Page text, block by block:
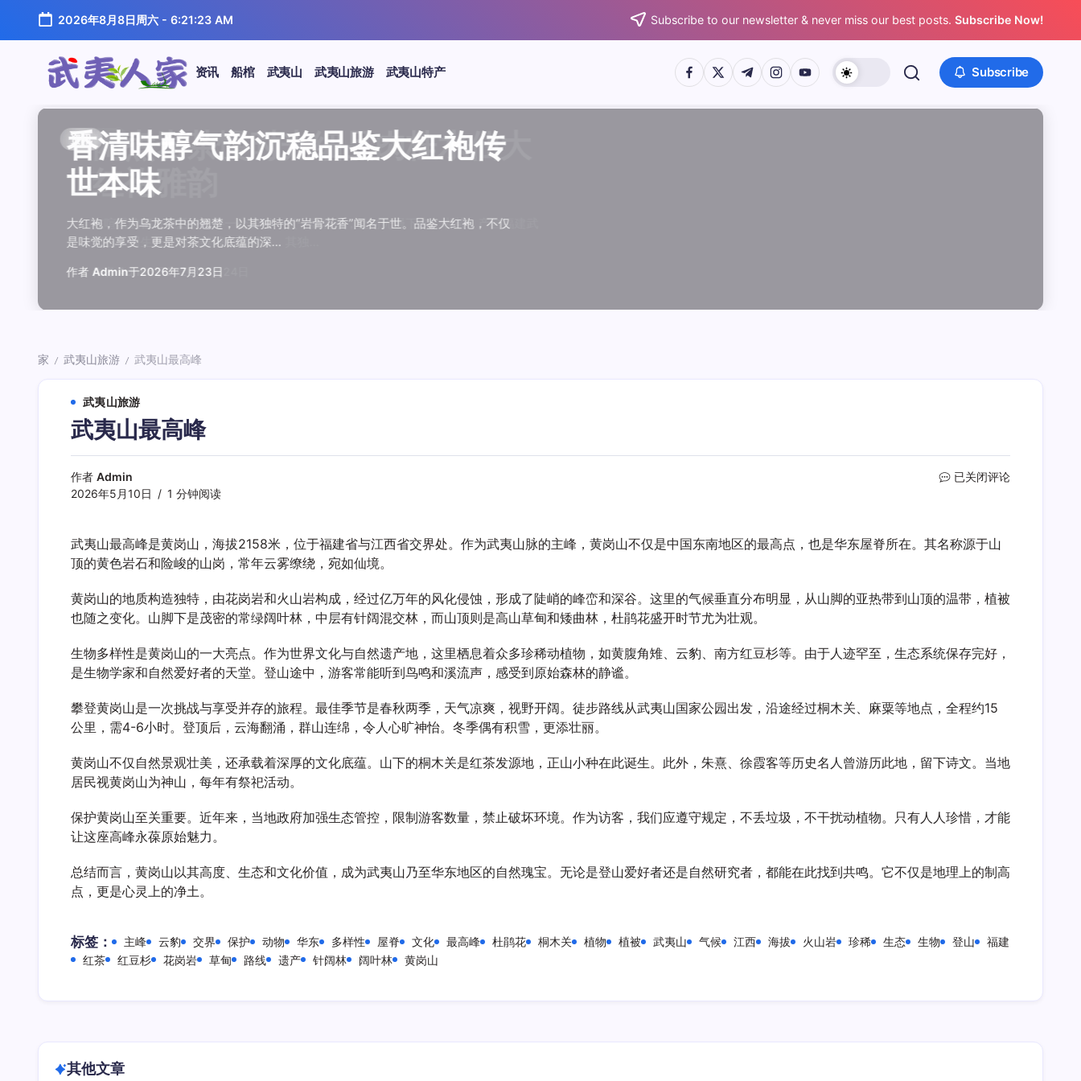
正
2026年8月8日周六- 6:21:24 AM Subscribe to our newsletter & never miss our best posts. Subscribe Now!
武
夷
资讯 船棺 武夷山 武夷山旅游 武夷山特产 https://www.facebook.com/
https://twitter.com/
https://t.me/
https://www.instagram.com/
https://youtube.com/ Subscribe
资讯
闲煮岩茶慢时光细品肉桂水仙大
红袍雅韵
在喧嚣的都市生活中，寻一处静谧，煮一壶岩茶，让时光慢下来。岩茶，产自福建武
夷山，因生长在岩石缝隙中而得名，其独…
作者 Admin于2026年7月24日
资讯
香清味醇气韵沉稳品鉴大红袍传
世本味
大红袍，作为乌龙茶中的翘楚，以其独特的“岩骨花香”闻名于世。品鉴大红袍，不仅
是味觉的享受，更是对茶文化底蕴的深…
作者 Admin于2026年7月23日
资讯
汤水顺滑底蕴绵长品鉴武夷水仙
温润质感
武夷水仙，作为乌龙茶中的经典品种，以其汤水顺滑、底蕴绵长而备受茶客青睐。品
鉴这款茶，仿佛在品味一段悠长的岁月，…
作者 Admin于2026年7月22日
资讯
唇齿留香久久不散品鉴武夷肉桂
独特魅力
武夷岩茶，素有“岩骨花香”之誉，而肉桂更是其中翘楚。其名源于香叶似肉桂，更因
其茶汤入口后，唇齿留香久久不散，令…
作者 Admin于2026年7月21日
资讯
岩韵浓淡各不同三款经典岩茶对
比品鉴
岩茶，作为乌龙茶中的瑰宝，以其独特的“岩韵”闻名于世。所谓岩韵，是茶叶在武夷
山丹霞地貌中吸收岩石矿物精华后形成…
作者 Admin于2026年7月20日
资讯
观汤色赏叶底全面品鉴肉桂水仙
大红袍
品鉴武夷岩茶，观汤色与赏叶底是关键环节。肉桂、水仙、大红袍作为岩茶代表，其
汤色与叶底各具特色，折射出工艺与山场…
作者 Admin于2026年7月19日
资讯
闲煮岩茶慢时光细品肉桂水仙大
红袍雅韵
在喧嚣的都市生活中，寻一处静谧，煮一壶岩茶，让时光慢下来。岩茶，产自福建武
夷山，因生长在岩石缝隙中而得名，其独…
作者 Admin于2026年7月24日
资讯
香清味醇气韵沉稳品鉴大红袍传
世本味
大红袍，作为乌龙茶中的翘楚，以其独特的“岩骨花香”闻名于世。品鉴大红袍，不仅
是味觉的享受，更是对茶文化底蕴的深…
作者 Admin于2026年7月23日
资讯
汤水顺滑底蕴绵长品鉴武夷水仙
温润质感
武夷水仙，作为乌龙茶中的经典品种，以其汤水顺滑、底蕴绵长而备受茶客青睐。品
鉴这款茶，仿佛在品味一段悠长的岁月，…
作者 Admin于2026年7月22日
资讯
唇齿留香久久不散品鉴武夷肉桂
独特魅力
武夷岩茶，素有“岩骨花香”之誉，而肉桂更是其中翘楚。其名源于香叶似肉桂，更因
其茶汤入口后，唇齿留香久久不散，令…
作者 Admin于2026年7月21日
资讯
岩韵浓淡各不同三款经典岩茶对
比品鉴
岩茶，作为乌龙茶中的瑰宝，以其独特的“岩韵”闻名于世。所谓岩韵，是茶叶在武夷
山丹霞地貌中吸收岩石矿物精华后形成…
作者 Admin于2026年7月20日
资讯
观汤色赏叶底全面品鉴肉桂水仙
大红袍
品鉴武夷岩茶，观汤色与赏叶底是关键环节。肉桂、水仙、大红袍作为岩茶代表，其
汤色与叶底各具特色，折射出工艺与山场…
作者 Admin于2026年7月19日
资讯
闲煮岩茶慢时光细品肉桂水仙大
红袍雅韵
在喧嚣的都市生活中，寻一处静谧，煮一壶岩茶，让时光慢下来。岩茶，产自福建武
夷山，因生长在岩石缝隙中而得名，其独…
作者 Admin于2026年7月24日
资讯
香清味醇气韵沉稳品鉴大红袍传
世本味
大红袍，作为乌龙茶中的翘楚，以其独特的“岩骨花香”闻名于世。品鉴大红袍，不仅
是味觉的享受，更是对茶文化底蕴的深…
作者 Admin于2026年7月23日
资讯
汤水顺滑底蕴绵长品鉴武夷水仙
温润质感
武夷水仙，作为乌龙茶中的经典品种，以其汤水顺滑、底蕴绵长而备受茶客青睐。品
鉴这款茶，仿佛在品味一段悠长的岁月，…
作者 Admin于2026年7月22日
资讯
唇齿留香久久不散品鉴武夷肉桂
独特魅力
武夷岩茶，素有“岩骨花香”之誉，而肉桂更是其中翘楚。其名源于香叶似肉桂，更因
其茶汤入口后，唇齿留香久久不散，令…
作者 Admin于2026年7月21日
资讯
岩韵浓淡各不同三款经典岩茶对
比品鉴
岩茶，作为乌龙茶中的瑰宝，以其独特的“岩韵”闻名于世。所谓岩韵，是茶叶在武夷
山丹霞地貌中吸收岩石矿物精华后形成…
作者 Admin于2026年7月20日
资讯
观汤色赏叶底全面品鉴肉桂水仙
大红袍
品鉴武夷岩茶，观汤色与赏叶底是关键环节。肉桂、水仙、大红袍作为岩茶代表，其
汤色与叶底各具特色，折射出工艺与山场…
作者 Admin于2026年7月19日
家 / 武夷山旅游 / 武夷山最高峰
武夷山旅游
武夷山最高峰
作者 Admin
2026年5月10日
1 分钟阅读
武
高
已关闭评论
武夷山最高峰是黄岗山，海拔2158米，位于福建省与江西省交界处。作为武夷山脉的主峰，黄岗山不仅是中国东南地区的最高点，也是华东屋脊所在。其名称源于山
顶的黄色岩石和险峻的山岗，常年云雾缭绕，宛如仙境。
黄岗山的地质构造独特，由花岗岩和火山岩构成，经过亿万年的风化侵蚀，形成了陡峭的峰峦和深谷。这里的气候垂直分布明显，从山脚的亚热带到山顶的温带，植被
也随之变化。山脚下是茂密的常绿阔叶林，中层有针阔混交林，而山顶则是高山草甸和矮曲林，杜鹃花盛开时节尤为壮观。
生物多样性是黄岗山的一大亮点。作为世界文化与自然遗产地，这里栖息着众多珍稀动植物，如黄腹角雉、云豹、南方红豆杉等。由于人迹罕至，生态系统保存完好，
是生物学家和自然爱好者的天堂。登山途中，游客常能听到鸟鸣和溪流声，感受到原始森林的静谧。
攀登黄岗山是一次挑战与享受并存的旅程。最佳季节是春秋两季，天气凉爽，视野开阔。徒步路线从武夷山国家公园出发，沿途经过桐木关、麻粟等地点，全程约15
公里，需4-6小时。登顶后，云海翻涌，群山连绵，令人心旷神怡。冬季偶有积雪，更添壮丽。
黄岗山不仅自然景观壮美，还承载着深厚的文化底蕴。山下的桐木关是红茶发源地，正山小种在此诞生。此外，朱熹、徐霞客等历史名人曾游历此地，留下诗文。当地
居民视黄岗山为神山，每年有祭祀活动。
保护黄岗山至关重要。近年来，当地政府加强生态管控，限制游客数量，禁止破坏环境。作为访客，我们应遵守规定，不丢垃圾，不干扰动植物。只有人人珍惜，才能
让这座高峰永葆原始魅力。
总结而言，黄岗山以其高度、生态和文化价值，成为武夷山乃至华东地区的自然瑰宝。无论是登山爱好者还是自然研究者，都能在此找到共鸣。它不仅是地理上的制高
点，更是心灵上的净土。
标签： 主峰 云豹 交界 保护 动物 华东 多样性 屋脊 文化 最高峰 杜鹃花 桐木关 植物 植被 武夷山 气候 江西 海拔 火山岩 珍稀 生态 生物 登山
福建
红茶
红豆杉 花岗岩 草甸 路线 遗产 针阔林 阔叶林 黄岗山
其他文章